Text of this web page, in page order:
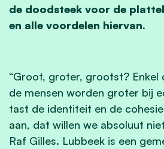
de doodsteek voor de
en alle voordelen hiervan.
“Groot, groter, grootst? Enkel
de mensen worden groter bij
tast de identiteit en de
aan, dat willen we absoluut
Raf Gilles. Lubbeek is een